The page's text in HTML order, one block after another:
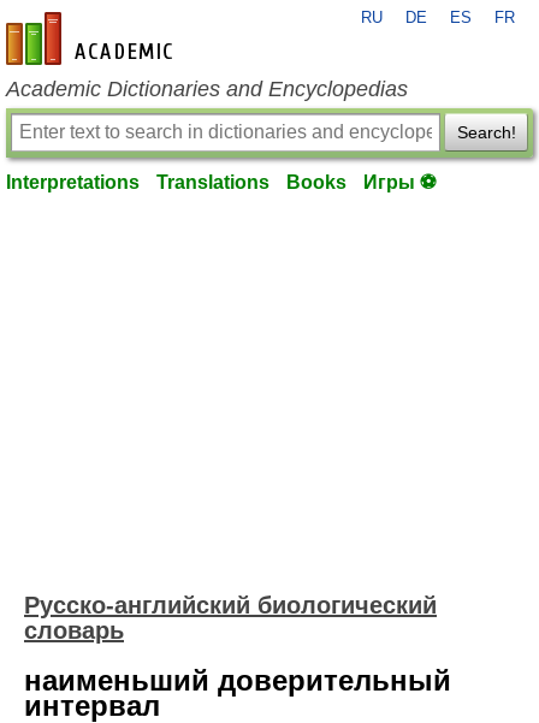
en-academic.com
RU DE ES FR
Academic Dictionaries and Encyclopedias
Search!
Interpretations Translations Books Игры ⚽
Русско-английский биологический
словарь
наименьший доверительный
интервал